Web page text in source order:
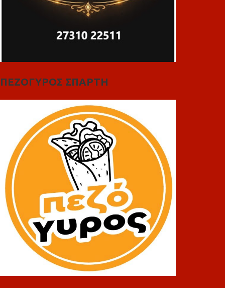
ΠΕΖΟΓΥΡΟΣ ΣΠΑΡΤΗ